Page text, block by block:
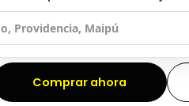
Comprar ahora